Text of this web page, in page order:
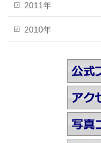
2011年
2010年